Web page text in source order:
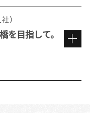
ィーラーで働
は当初、一般
がディーラー
。漠然と販売
ものの、面接
修理・点検の
整備士）との
かして
）
を目指して。